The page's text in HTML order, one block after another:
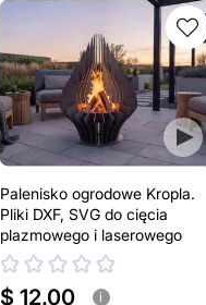
Palenisko ogrodowe Kropla.
Pliki DXF, SVG do cięcia
plazmowego i laserowego
$ 12.00 i